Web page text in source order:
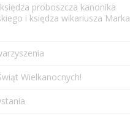
proboszcza kanonika
i księdza wikariusza Marka
Wielkanocnych!